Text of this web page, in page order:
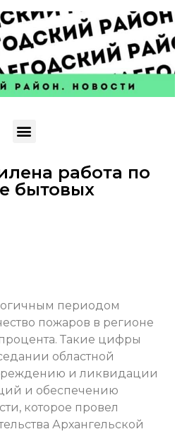
работа по
бытовых
периодом
пожаров в регионе
Такие цифры
областной
и ликвидации
и обеспечению
которое провел
Архангельской